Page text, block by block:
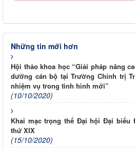
Những tin mới hơn
Hội thảo khoa học “Giải pháp nâng
dưỡng cán bộ tại Trường Chính trị
nhiệm vụ trong tình hình mới”
(10/10/2020)
Khai mạc trọng thể Đại hội Đại biểu
thứ XIX
(15/10/2020)